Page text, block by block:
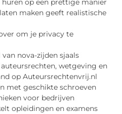
op een prettige manier
maken geeft realistische
om je privacy te
van nova-zijden sjaals
wetgeving en
op Auteursrechtenvrij.nl
met geschikte schroeven
voor bedrijven
opleidingen en examens